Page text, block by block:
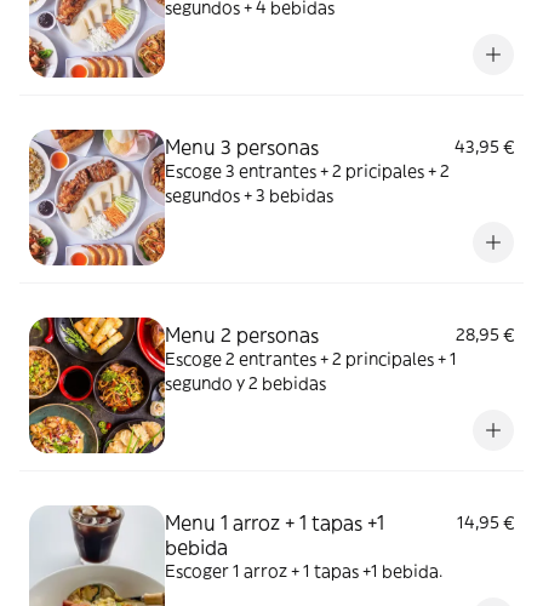
segundos + 4 bebidas
Menu 3 personas
43,95 €
Escoge 3 entrantes + 2 pricipales + 2
segundos + 3 bebidas
Menu 2 personas
28,95 €
Escoge 2 entrantes + 2 principales + 1
segundo y 2 bebidas
Menu 1 arroz + 1 tapas +1
bebida
14,95 €
Escoger 1 arroz + 1 tapas +1 bebida.